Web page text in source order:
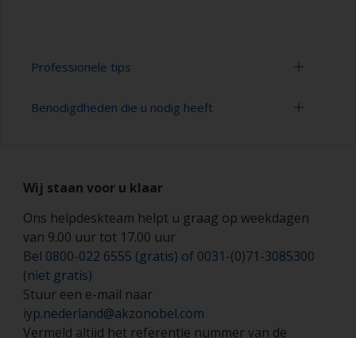
Professionele tips
Schilderen met een verfroller:
Voor het aanbrengen van antifouling is meestal
die bestand is tegen oplosmiddel geschikt. Voor
dunnere antifouling moet een verfroller van
mohair met haren van 5-6 mm die bestand is
tegen oplosmiddel worden gebruikt of een
verfroller gemaakt van schuim met een gesloten
celstructuur van een hoge dichtheid.
Benodigdheden die u nodig heeft
Verfrollers (geschikte soorten en grootten)
Schilderskwasten (geschikte soorten en
grootten)
Veiligheidsschoenen
aangegeven in het veiligheidsblad)
Wij staan voor u klaar
Ons helpdeskteam helpt u graag op weekdagen
van 9.00 uur tot 17.00 uur
Bel 0800-022 6555 (gratis) of 0031-(0)71-3085300
(niet gratis)
Stuur een e-mail naar
iyp.nederland@akzonobel.com
Vermeld altijd het referentie nummer van de